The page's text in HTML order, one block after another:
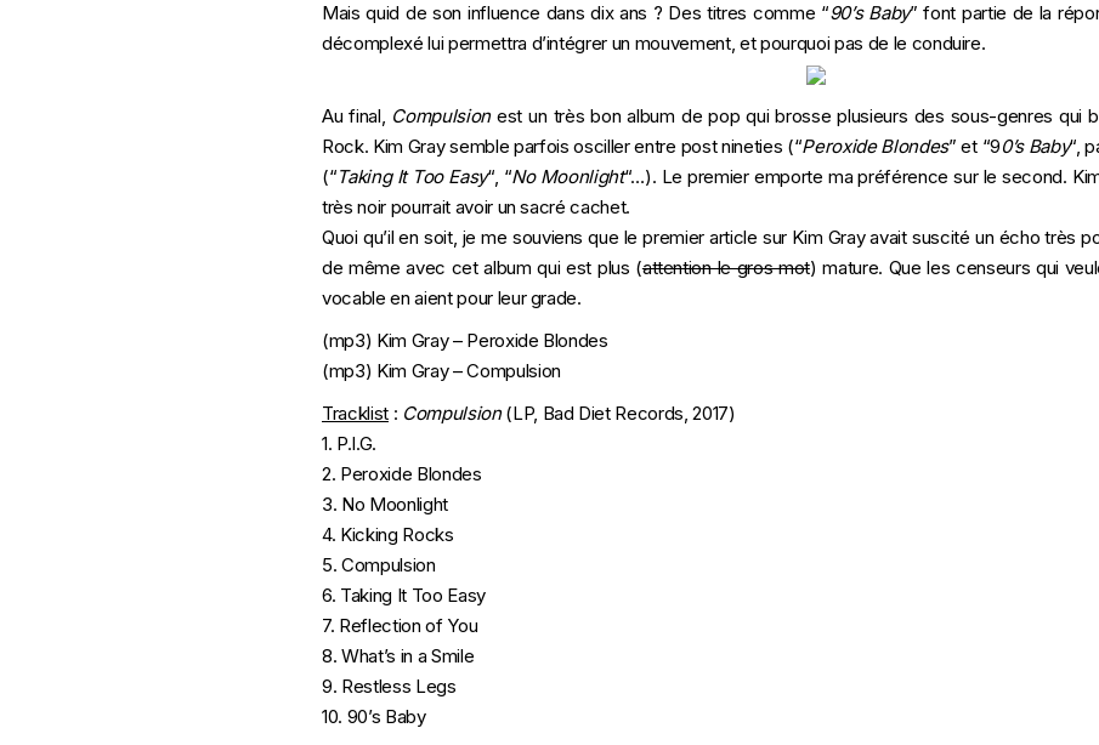
Mais quid de son influence dans dix ans ? Des titres comme “90’s Baby” font partie de la
décomplexé lui permettra d’intégrer un mouvement, et pourquoi pas de le conduire.
Au final, Compulsionest un très bon album de pop qui brosse plusieurs des sous-genres qui
Rock. Kim Gray semble parfois osciller entre post nineties (“Peroxide Blondes” et “90’s Baby“,
(“Taking It Too Easy“, “No Moonlight“…). Le premier emporte ma préférence sur le second.
très noir pourrait avoir un sacré cachet.
Quoi qu’il en soit, je me souviens que le premier article sur Kim Gray avait suscité un écho très
de même avec cet album qui est plus (attention le gros mot) mature. Que les censeurs qui
vocable en aient pour leur grade.
(mp3) Kim Gray – Peroxide Blondes
(mp3) Kim Gray – Compulsion
Tracklist: Compulsion(LP, Bad Diet Records, 2017)
1. P.I.G.
2. Peroxide Blondes
3. No Moonlight
4. Kicking Rocks
5. Compulsion
6. Taking It Too Easy
7. Reflection of You
8. What’s in a Smile
9. Restless Legs
10. 90’s Baby